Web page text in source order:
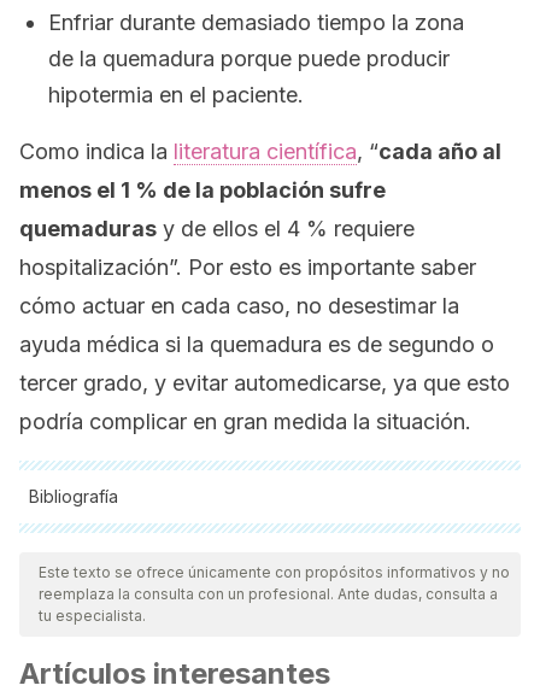
Enfriar durante demasiado tiempo la zona
de la quemadura porque puede producir
hipotermia en el paciente.
Como indica la literatura científica, “cada año al
menos el 1 % de la población sufre
quemaduras y de ellos el 4 % requiere
hospitalización”. Por esto es importante saber
cómo actuar en cada caso, no desestimar la
ayuda médica si la quemadura es de segundo o
tercer grado, y evitar automedicarse, ya que esto
podría complicar en gran medida la situación.
Bibliografía
Todas las fuentes citadas fueron revisadas a profundidad por
nuestro equipo, para asegurar su calidad, confiabilidad,
vigencia y validez.La bibliografía de este artículo fue
científica.
Este texto se ofrece únicamente con propósitos informativos y no
reemplaza la consulta con un profesional. Ante dudas, consulta a
tu especialista.
Artículos interesantes